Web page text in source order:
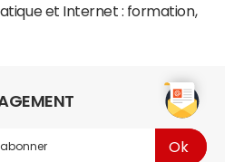
et Internet : formation,